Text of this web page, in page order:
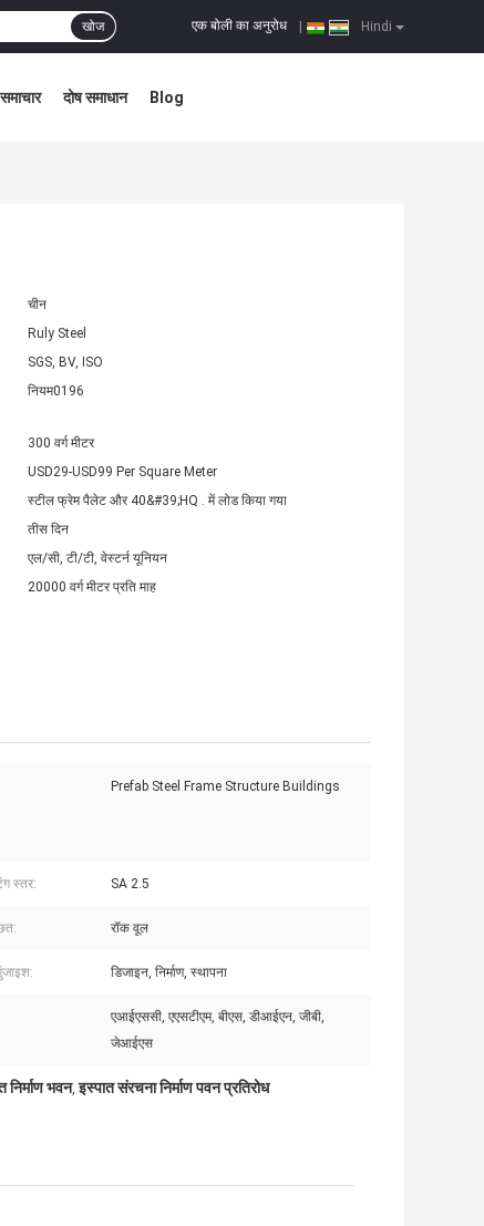
Hindi
एक बोली का अनुरोध
खोज
समाचार दोष समाधान Blog
चीन
Ruly Steel
SGS, BV, ISO
नियम0196
300 वर्ग मीटर
USD29-USD99 Per Square Meter
स्टील फ्रेम पैलेट और 40&#39;HQ . में लोड किया गया
तीस दिन
एल/सी, टी/टी, वेस्टर्न यूनियन
20000 वर्ग मीटर प्रति माह
Prefab Steel Frame Structure Buildings
स्तर: SA 2.5
रॉक वूल
डिजाइन, निर्माण, स्थापना
एआईएससी, एएसटीएम, बीएस, डीआईएन, जीबी,
जेआईएस
निर्माण भवन,इस्पात संरचना निर्माण पवन प्रतिरोध